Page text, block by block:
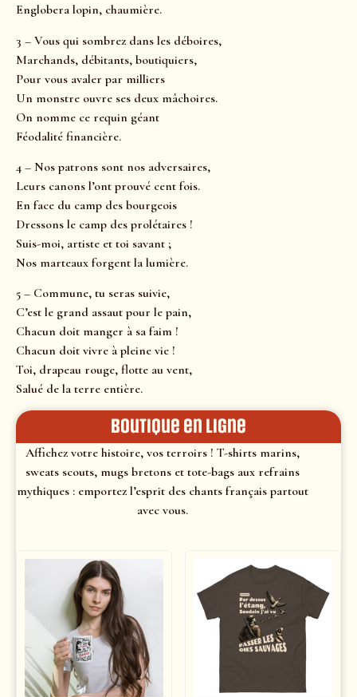
Englobera lopin, chaumière.
3 – Vous qui sombrez dans les déboires,
Marchands, débitants, boutiquiers,
Pour vous avaler par milliers
Un monstre ouvre ses deux mâchoires.
On nomme ce requin géant
Féodalité financière.
4 – Nos patrons sont nos adversaires,
Leurs canons l’ont prouvé cent fois.
En face du camp des bourgeois
Dressons le camp des prolétaires !
Suis-moi, artiste et toi savant ;
Nos marteaux forgent la lumière.
5 – Commune, tu seras suivie,
C’est le grand assaut pour le pain,
Chacun doit manger à sa faim !
Chacun doit vivre à pleine vie !
Toi, drapeau rouge, flotte au vent,
Salué de la terre entière.
Boutique en ligne
Affichez votre histoire, vos terroirs ! T-shirts marins,
sweats scouts, mugs bretons et tote-bags aux refrains
mythiques : emportez l’esprit des chants français partout
avec vous.